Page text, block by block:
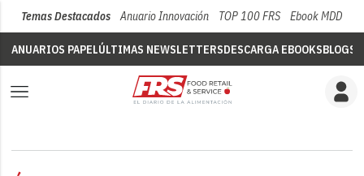
Temas Destacados Anuario Innovación TOP 100 FRS Ebook MDD
ANUARIOS PAPELÚLTIMAS NEWSLETTERSDESCARGA EBOOKSBLOGS